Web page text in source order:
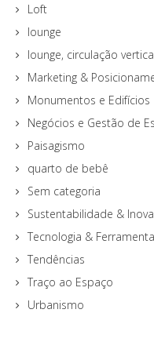
Loft
lounge
lounge, circulação
Marketing &
Monumentos e Edifícios
Negócios e Gestão de
Paisagismo
quarto de bebê
Sem categoria
Sustentabilidade &
Tecnologia &
Tendências
Traço ao Espaço
Urbanismo